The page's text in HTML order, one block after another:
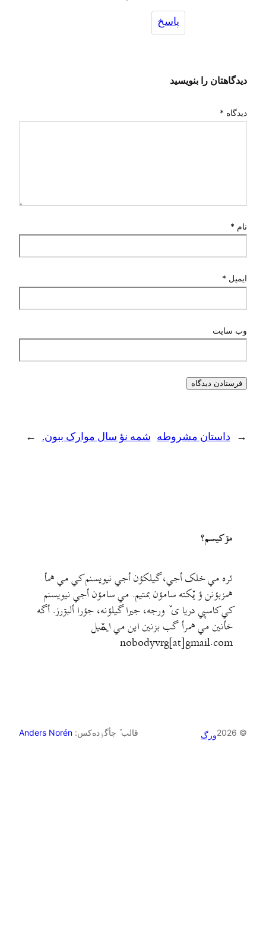
را بنویسید
*
*
سایت
داستان مشروطه شمه نؤ سال موارک ببون. →
مۊ کيسم؟
ئره مي خلک أجي، گيلکؤن أجي نيويسنم کي مي همأ
همزبؤنن ؤ يٚکته سامؤن بمتيم. مي سامؤن أجي نيويسنم
کي کاسپي دريا ی ٚ ورجه، جيرا گيلؤنه، جؤرا ألبۊرز. أگه
خأنين مي همرأ گب بزنين اين مي ايمٚیل‌ ‌
nobodyvrg[at]gmail.com
ورگ قالب ٚ چأگۊده‌کس:Anders Norén